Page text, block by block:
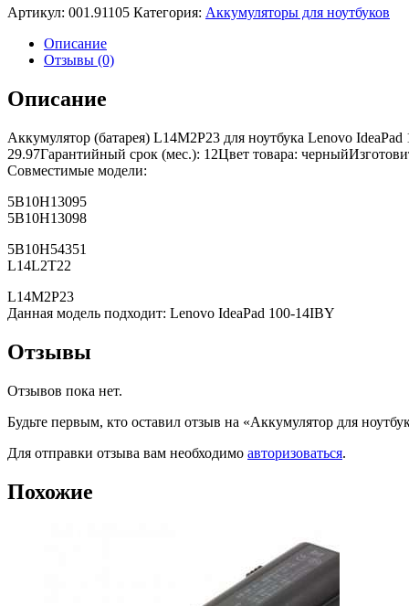
Артикул: 001.91105 Категория: Аккумуляторы для ноутбуков
Описание
Отзывы (0)
Описание
Аккумулятор (батарея) L14M2P23 для ноутбука Lenovo
29.97Гарантийный срок (мес.): 12Цвет товара:
Совместимые модели:
5B10H13095
5B10H13098
5B10H54351
L14L2T22
L14M2P23
Данная модель подходит: Lenovo IdeaPad 100-14IBY
Отзывы
Отзывов пока нет.
Будьте первым, кто оставил отзыв на «Аккумулятор для
Для отправки отзыва вам необходимо авторизоваться.
Похожие